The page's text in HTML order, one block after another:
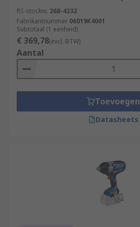
RS-stocknr. 268-4232
Fabrikantnummer 06019K4001
Subtotaal (1 eenheid)
€ 369,78(excl. BTW)
Aantal
Toevoegen
Datasheets